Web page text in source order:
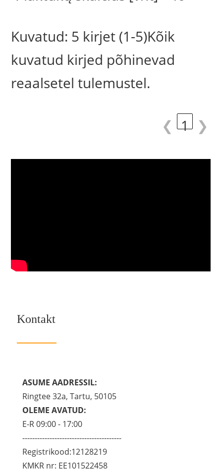
Kuvatud: 5 kirjet (1-5)Kõik
kuvatud kirjed põhinevad
reaalsetel tulemustel.
❮ 1 ❯
Kontakt
ASUME AADRESSIL:
Ringtee 32a, Tartu, 50105
OLEME AVATUD:
E-R 09:00 - 17:00
----------------------------------------
Registrikood:12128219
KMKR nr: EE101522458